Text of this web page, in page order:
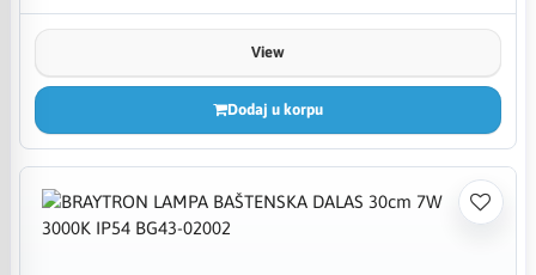
View
Dodaj u korpu